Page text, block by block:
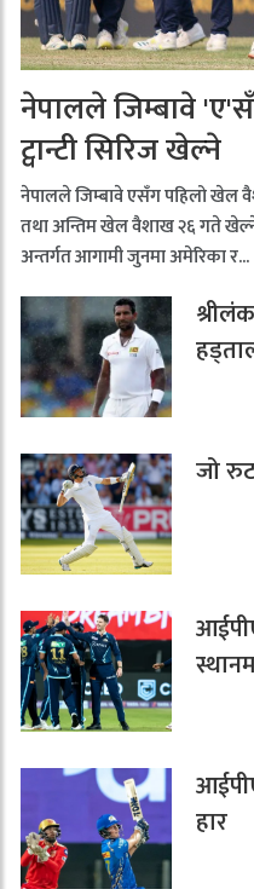
नेपालले जिम्बावे
ट्वान्टी सिरिज खेल्ने
नेपालले जिम्बावे एसँग पहिलो खेल
तथा अन्तिम खेल वैशाख २६ गते
अन्तर्गत आगामी जुनमा अमेरिका र...
जो
हार